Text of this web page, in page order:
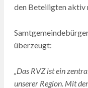
den Beteiligten aktiv
überzeugt:
„Das RVZ ist ein
unserer Region. Mit